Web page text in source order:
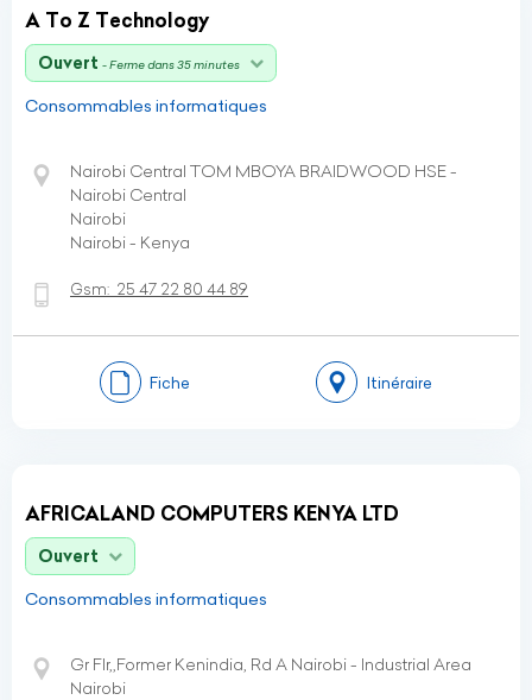
A To Z Technology
Ouvert - Ferme dans 35 minutes
Consommables informatiques
Nairobi Central TOM MBOYA BRAIDWOOD HSE -
Nairobi Central
Nairobi
Nairobi - Kenya
Gsm: 25 47 22 80 44 89
Fiche Itinéraire
AFRICALAND COMPUTERS KENYA LTD
Ouvert
Consommables informatiques
Gr Flr,,Former Kenindia, Rd A Nairobi - Industrial Area
Nairobi